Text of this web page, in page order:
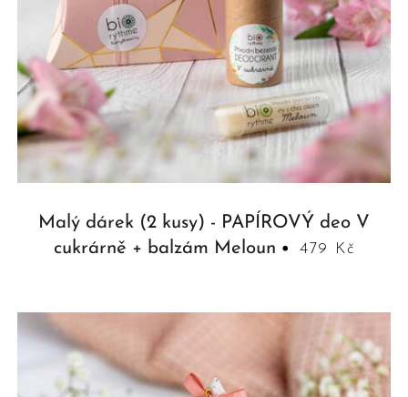
Malý dárek (2 kusy) - PAPÍROVÝ deo V
cukrárně + balzám Meloun
479 Kč